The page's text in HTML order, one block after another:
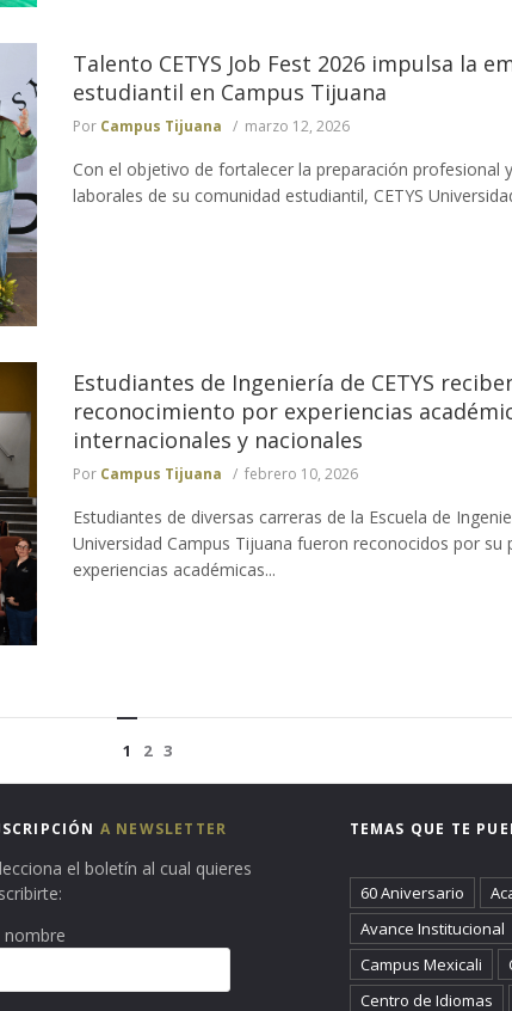
Talento CETYS Job Fest 2026 impulsa la
estudiantil en Campus Tijuana
Por Campus Tijuana marzo 12, 2026
Con el objetivo de fortalecer la preparación profesional
laborales de su comunidad estudiantil, CETYS
Estudiantes de Ingeniería de CETYS
reconocimiento por experiencias
internacionales y nacionales
Por Campus Tijuana febrero 10, 2026
Estudiantes de diversas carreras de la Escuela de
Universidad Campus Tijuana fueron reconocidos por su
experiencias académicas...
1 2 3
A NEWSLETTER
el boletín al cual quieres
nombre
TEMAS QUE TE
60 Aniversario
Avance Institucional
Campus Mexicali
Centro de Idiomas